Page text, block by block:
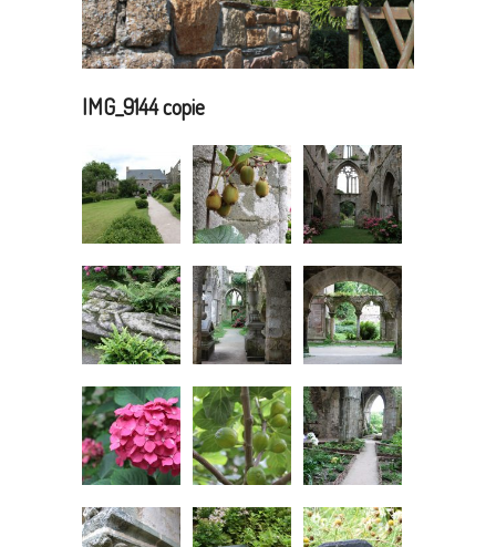
IMG_9144 copie